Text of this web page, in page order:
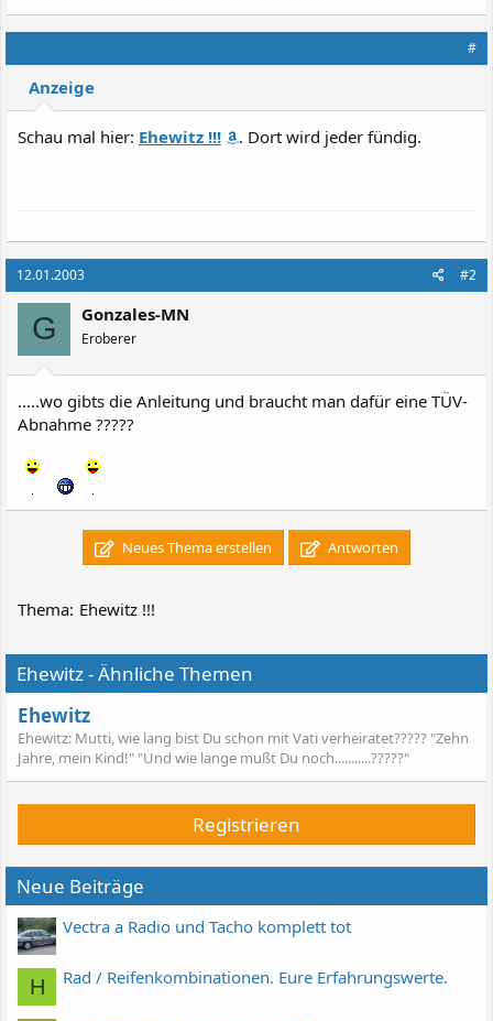
#
Anzeige
Schau mal hier: Ehewitz !!! . Dort wird jeder fündig.
12.01.2003 #2
G Gonzales-MN
Eroberer
.....wo gibts die Anleitung und braucht man dafür eine TÜV-
Abnahme ?????
Neues Thema erstellen Antworten
Thema: Ehewitz !!!
Ehewitz - Ähnliche Themen
Ehewitz
Ehewitz: Mutti, wie lang bist Du schon mit Vati verheiratet????? "Zehn
Jahre, mein Kind!" "Und wie lange mußt Du noch...........?????"
Registrieren
Neue Beiträge
Vectra a Radio und Tacho komplett tot
H Rad / Reifenkombinationen. Eure Erfahrungswerte.